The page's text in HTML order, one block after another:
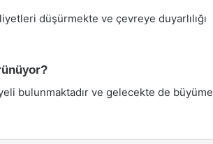
düşürmekte ve çevreye duyarlılığı
bulunmaktadır ve gelecekte de büyüme